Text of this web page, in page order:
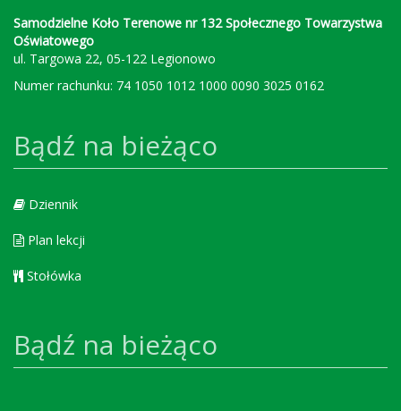
Samodzielne Koło Terenowe nr 132 Społecznego Towarzystwa
Oświatowego
ul. Targowa 22, 05-122 Legionowo
Numer rachunku: 74 1050 1012 1000 0090 3025 0162
Bądź na bieżąco
Dziennik
Plan lekcji
Stołówka
Bądź na bieżąco